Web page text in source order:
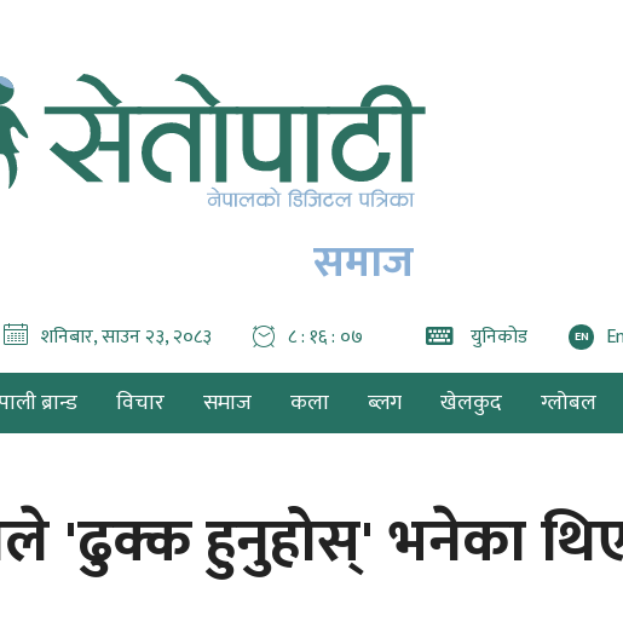
समाज
शनिबार, साउन २३, २०८३ ८ : १६ : ०८ युनिकोड EN
ब्रान्ड विचार समाज कला ब्लग खेलकुद ग्लोबल
'ढुक्क हुनुहोस्' भनेका